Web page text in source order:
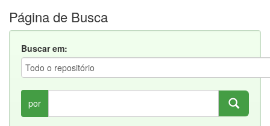
Página de Busca
Buscar em:
por